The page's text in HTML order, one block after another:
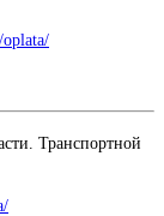
Транспортной